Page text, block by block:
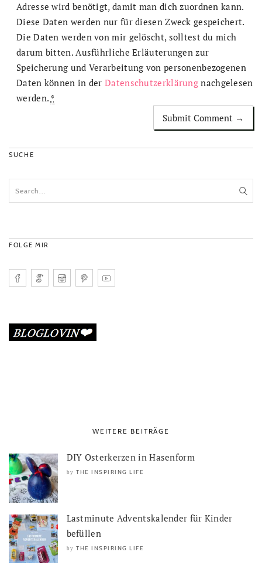
Adresse wird benötigt, damit man dich zuordnen kann.
Diese Daten werden nur für diesen Zweck gespeichert.
Die Daten werden von mir gelöscht, solltest du mich
darum bitten. Ausführliche Erläuterungen zur
Speicherung und Verarbeitung von personenbezogenen
Daten können in derDatenschutzerklärung nachgelesen
werden. *
SUCHE
FOLGE MIR
WEITERE BEITRÄGE
DIY Osterkerzen in Hasenform
by THE INSPIRING LIFE
Lastminute Adventskalender für Kinder
befüllen
by THE INSPIRING LIFE